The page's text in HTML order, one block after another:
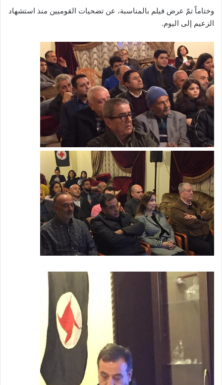
وختاماً تمّ عرض فيلم بالمناسبة، عن تضحيات القوميين منذ استشهاد
الزعيم إلى اليوم.